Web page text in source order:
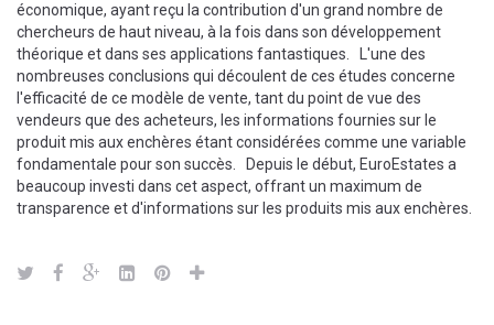
économique, ayant reçu la contribution d'un grand nombre de
chercheurs de haut niveau, à la fois dans son développement
théorique et dans ses applications fantastiques. L'une des
nombreuses conclusions qui découlent de ces études concerne
l'efficacité de ce modèle de vente, tant du point de vue des
vendeurs que des acheteurs, les informations fournies sur le
produit mis aux enchères étant considérées comme une variable
fondamentale pour son succès. Depuis le début, EuroEstates a
beaucoup investi dans cet aspect, offrant un maximum de
transparence et d'informations sur les produits mis aux enchères.